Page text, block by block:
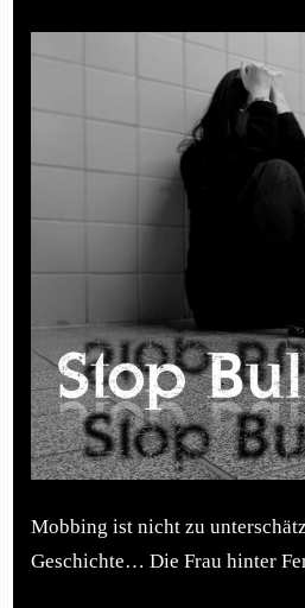
Mobbing ist nicht zu
Geschichte… Die Frau hinter